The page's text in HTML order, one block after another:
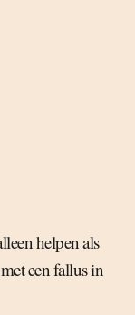
helpen als
een fallus in